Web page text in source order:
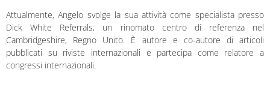
Attualmente, Angelo svolge la sua attività come specialista presso
Dick White Referrals, un rinomato centro di referenza nel
Cambridgeshire, Regno Unito. È autore e co-autore di articoli
pubblicati su riviste internazionali e partecipa come relatore a
congressi internazionali.